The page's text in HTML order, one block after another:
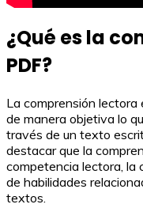
¿Qué es la
PDF?
La comprensión
de manera objetiva lo
través de un texto
destacar que la
competencia lectora, la
de habilidades
textos.